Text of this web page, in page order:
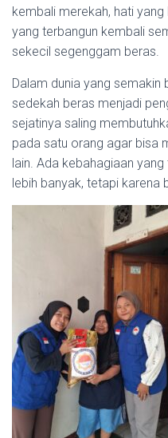
kembali merekah, hati
yang terbangun kembali
sekecil segenggam beras.
Dalam dunia yang semakin
sedekah beras menjadi
sejatinya saling
pada satu orang agar bisa
lain. Ada kebahagiaan
lebih banyak, tetapi karena